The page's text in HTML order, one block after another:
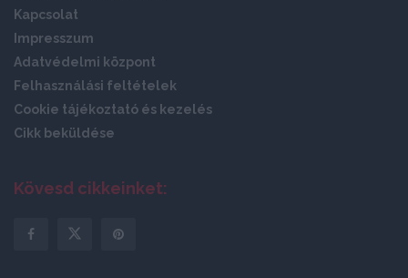
Kapcsolat
Impresszum
Adatvédelmi központ
Felhasználási feltételek
Cookie tájékoztató és kezelés
Cikk beküldése
Kövesd cikkeinket: